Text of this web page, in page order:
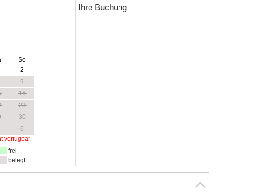
So
2
9
16
23
30
6
verfügbar.
frei
belegt
Ihre Buchung